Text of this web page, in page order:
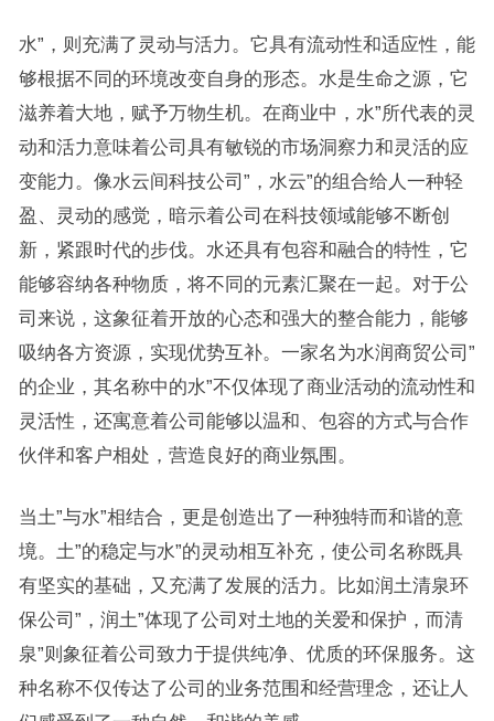
水”，则充满了灵动与活力。它具有流动性和适应性，能
够根据不同的环境改变自身的形态。水是生命之源，它
滋养着大地，赋予万物生机。在商业中，水”所代表的灵
动和活力意味着公司具有敏锐的市场洞察力和灵活的应
变能力。像水云间科技公司”，水云”的组合给人一种轻
盈、灵动的感觉，暗示着公司在科技领域能够不断创
新，紧跟时代的步伐。水还具有包容和融合的特性，它
能够容纳各种物质，将不同的元素汇聚在一起。对于公
司来说，这象征着开放的心态和强大的整合能力，能够
吸纳各方资源，实现优势互补。一家名为水润商贸公司”
的企业，其名称中的水”不仅体现了商业活动的流动性和
灵活性，还寓意着公司能够以温和、包容的方式与合作
伙伴和客户相处，营造良好的商业氛围。
当土”与水”相结合，更是创造出了一种独特而和谐的意
境。土”的稳定与水”的灵动相互补充，使公司名称既具
有坚实的基础，又充满了发展的活力。比如润土清泉环
保公司”，润土”体现了公司对土地的关爱和保护，而清
泉”则象征着公司致力于提供纯净、优质的环保服务。这
种名称不仅传达了公司的业务范围和经营理念，还让人